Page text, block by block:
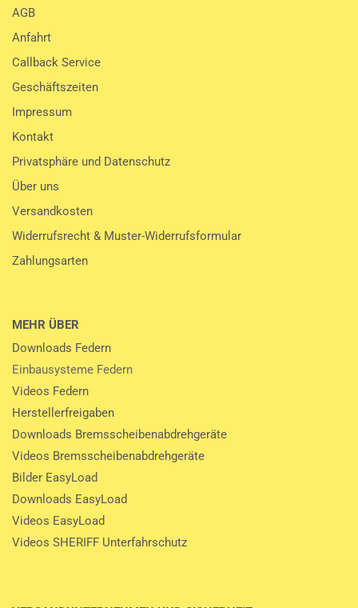
AGB
Anfahrt
Callback Service
Geschäftszeiten
Impressum
Kontakt
Privatsphäre und Datenschutz
Über uns
Versandkosten
Widerrufsrecht & Muster-Widerrufsformular
Zahlungsarten
MEHR ÜBER
Downloads Federn
Einbausysteme Federn
Videos Federn
Herstellerfreigaben
Downloads Bremsscheibenabdrehgeräte
Videos Bremsscheibenabdrehgeräte
Bilder EasyLoad
Downloads EasyLoad
Videos EasyLoad
Videos SHERIFF Unterfahrschutz